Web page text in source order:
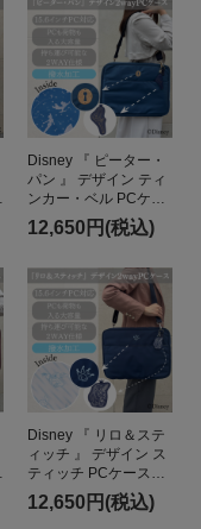
Disney 『 ピーター・
パン 』 デザイン ティ
ンカー・ベル PCケー
ス 2WAY仕様 PCスタ
ンド付き ショルダー
兼用
12,650円(税込)
Disney 『 リロ＆ステ
ィッチ 』 デザイン ス
ティッチ PCケース
2WAY仕様 PCスタン
ド付き ショルダーバ
12,650円(税込)